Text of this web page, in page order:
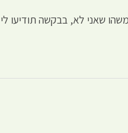
שאני לא, בבקשה תודיעו לי